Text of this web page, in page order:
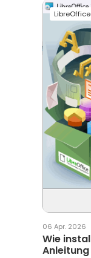
06 Apr. 2026
Wie
Anleitung